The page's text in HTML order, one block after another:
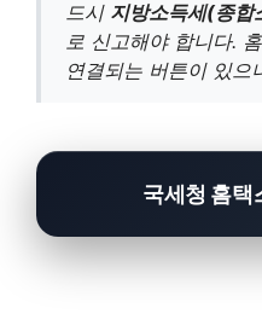
드시 지방소득세(종합
로 신고해야 합니다.
연결되는 버튼이 있으
국세청 홈택